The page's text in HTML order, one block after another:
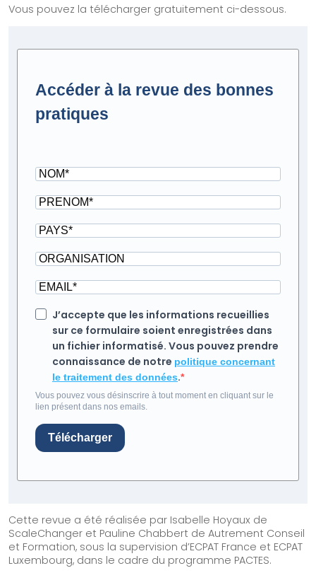
Vous pouvez la télécharger gratuitement ci-dessous.
Accéder à la revue des bonnes
pratiques
J’accepte que les informations recueillies
sur ce formulaire soient enregistrées dans
un fichier informatisé. Vous pouvez prendre
connaissance de notre politique concernant
le traitement des données.
Vous pouvez vous désinscrire à tout moment en cliquant sur le
lien présent dans nos emails.
Télécharger
Cette revue a été réalisée par Isabelle Hoyaux de
ScaleChanger et Pauline Chabbert de Autrement Conseil
et Formation, sous la supervision d’ECPAT France et ECPAT
Luxembourg, dans le cadre du programme PACTES.